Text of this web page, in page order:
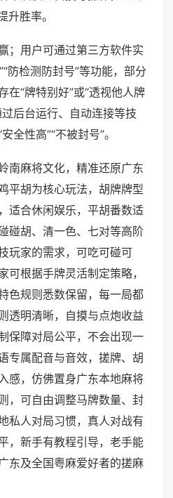
升胜率。
；用户可通过第三方软件实
防检测防封号”等功能，部分
在“牌特别好”或“透视他人牌
后台运行、自动连接等技
全性高”“不被封号”。
南麻将文化，精准还原广东
平胡为核心玩法，胡牌牌型
适合休闲娱乐，平胡番数适
碰胡、清一色、七对等高阶
玩家的需求，可吃可碰可
可根据手牌灵活制定策略，
色规则悉数保留，每一局都
透明清晰，自摸与点炮收益
保障对局公平，不会出现一
专属配音与音效，搓牌、胡
感，仿佛置身广东本地麻将
，可自由调整马牌数量、封
私人对局习惯，真人对战有
，新手有教程引导，老手能
东及全国粤麻爱好者的搓麻